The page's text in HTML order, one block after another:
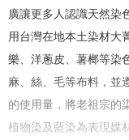
廣讓更多人認識天然染
用台灣在地本土染材大
樂、洋蔥皮、薯榔等染
麻、絲、毛等布料，並
的使用量，將老祖宗的
植物染及藍染為表現媒